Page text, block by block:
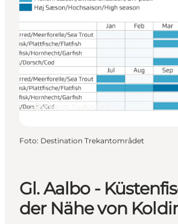
Städte
Erlebnisse
Unterkünfte
Reiseplanung
Tickets
Gl. Aalbo -
der Nähe von
Kolding, Südjütland
Foto: Destination Trekantområdet